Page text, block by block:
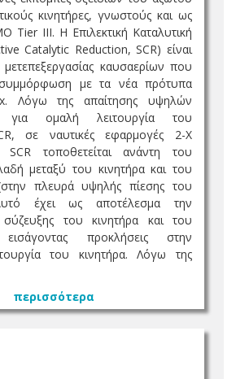
κινητήρες, γνωστούς και ως
Tier III. Η Επιλεκτική Καταλυτική
Catalytic Reduction, SCR) είναι
μετεπεξεργασίας καυσαερίων που
συμμόρφωση με τα νέα πρότυπα
Λόγω της απαίτησης υψηλών
για ομαλή λειτουργία του
σε ναυτικές εφαρμογές 2-Χ
τοποθετείται ανάντη του
μεταξύ του κινητήρα και του
πλευρά υψηλής πίεσης του
έχει ως αποτέλεσμα την
σύζευξης του κινητήρα και του
προκλήσεις στην
του κινητήρα. Λόγω της
περισσότερα